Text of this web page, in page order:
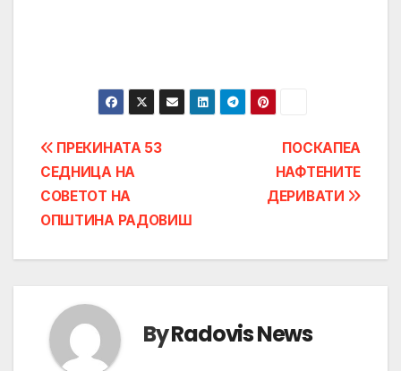
Post
navigation
ПОСКАПЕА
НАФТЕНИТЕ
ДЕРИВАТИ
ПРЕКИНАТА 53
СЕДНИЦА НА
СОВЕТОТ НА
ОПШТИНА РАДОВИШ
ByRadovis News